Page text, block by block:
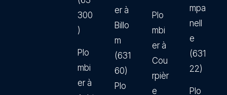
300
)
Plo
mbi
er à
er à
Billo
m
(631
60)
Plo
Plo
mbi
er à
Cou
rpièr
e
mpa
nell
e
(631
22)
Plo